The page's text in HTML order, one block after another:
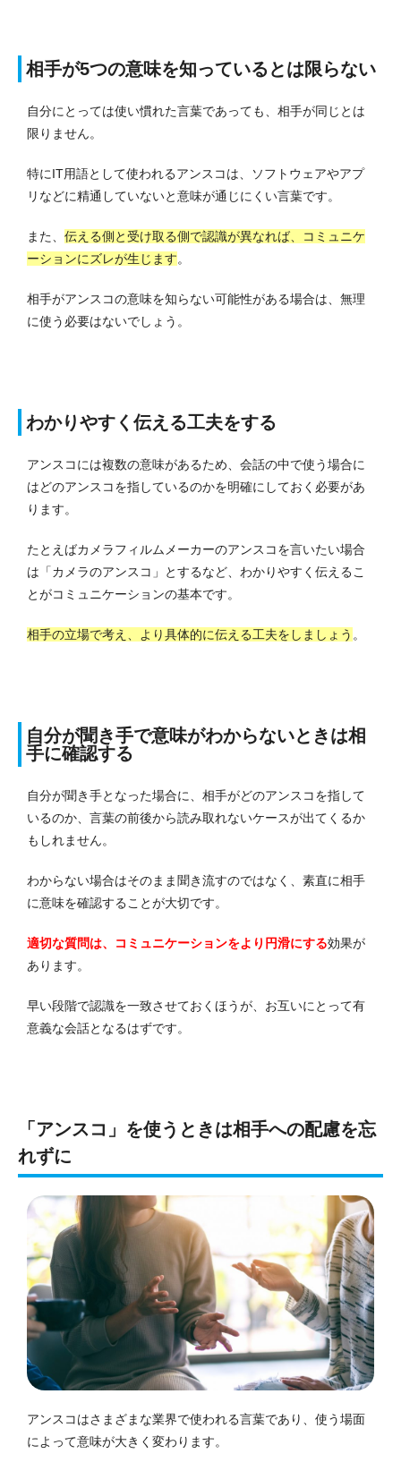
相手が5つの意味を知っているとは限らない
自分にとっては使い慣れた言葉であっても、相手が同じとは
限りません。
特にIT用語として使われるアンスコは、ソフトウェアやアプ
リなどに精通していないと意味が通じにくい言葉です。
また、 伝える側と受け取る側で認識が異なれば、コミュニケ
ーションにズレが生じます。
相手がアンスコの意味を知らない可能性がある場合は、無理
に使う必要はないでしょう。
わかりやすく伝える工夫をする
アンスコには複数の意味があるため、会話の中で使う場合に
はどのアンスコを指しているのかを明確にしておく必要があ
ります。
たとえばカメラフィルムメーカーのアンスコを言いたい場合
は「カメラのアンスコ」とするなど、わかりやすく伝えるこ
とがコミュニケーションの基本です。
相手の立場で考え、より具体的に伝える工夫をしましょう 。
自分が聞き手で意味がわからないときは相
手に確認する
自分が聞き手となった場合に、相手がどのアンスコを指して
いるのか、言葉の前後から読み取れないケースが出てくるか
もしれません。
わからない場合はそのまま聞き流すのではなく、素直に相手
に意味を確認することが大切です。
適切な質問は、コミュニケーションをより円滑にする効果が
あります。
早い段階で認識を一致させておくほうが、お互いにとって有
意義な会話となるはずです。
「アンスコ」を使うときは相手への配慮を忘
れずに
アンスコはさまざまな業界で使われる言葉であり、使う場面
によって意味が大きく変わります。